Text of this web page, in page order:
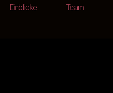
Einblicke Team